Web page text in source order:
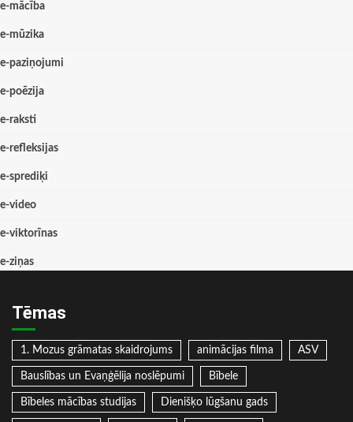
e-mācība
e-mūzika
e-paziņojumi
e-poēzija
e-raksti
e-refleksijas
e-sprediķi
e-video
e-viktorīnas
e-ziņas
Tēmas
1. Mozus grāmatas skaidrojums animācijas filma ASV
Bauslības un Evaņģēlija noslēpumi Bībele
Bībeles mācības studijas Dienišķo lūgšanu gads